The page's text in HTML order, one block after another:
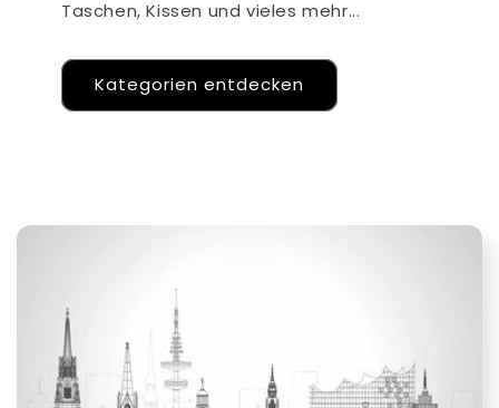
Taschen, Kissen und vieles mehr...
Kategorien entdecken